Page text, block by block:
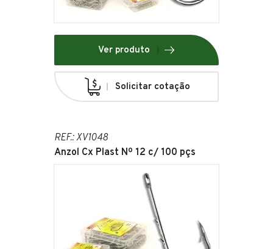
Ver produto
Solicitar cotação
REF.: XV1048
Anzol Cx Plast Nº 12 c/ 100 pçs